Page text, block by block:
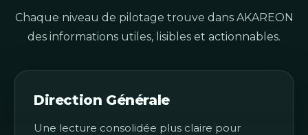
Chaque niveau de pilotage trouve dans AKAREON
des informations utiles, lisibles et actionnables.
Direction Générale
Une lecture consolidée plus claire pour